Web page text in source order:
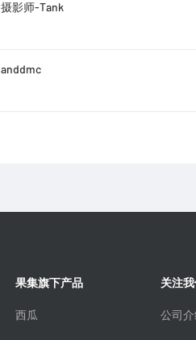
摄影师-Tank
anddmc
果集旗下产品
西瓜
关注
公司